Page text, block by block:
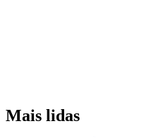
Mais lidas